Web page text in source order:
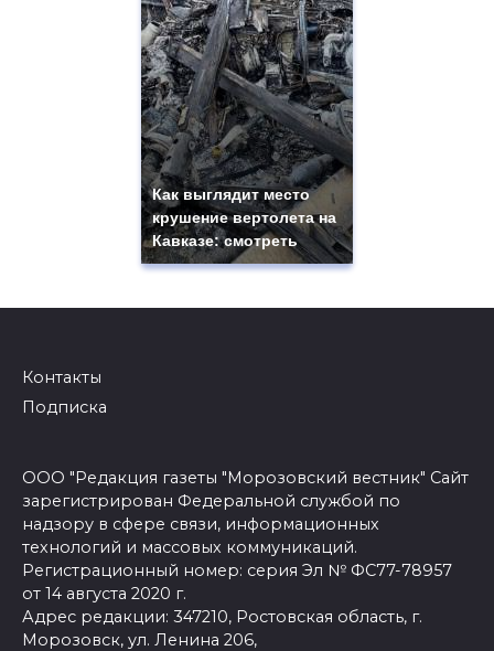
Как выглядит место
крушение вертолета на
Кавказе: смотреть
Контакты
Подписка
ООО "Редакция газеты "Морозовский вестник" Сайт
зарегистрирован Федеральной службой по
надзору в сфере связи, информационных
технологий и массовых коммуникаций.
Регистрационный номер: серия Эл № ФС77-78957
от 14 августа 2020 г.
Адрес редакции: 347210, Ростовская область, г.
Морозовск, ул. Ленина 206,